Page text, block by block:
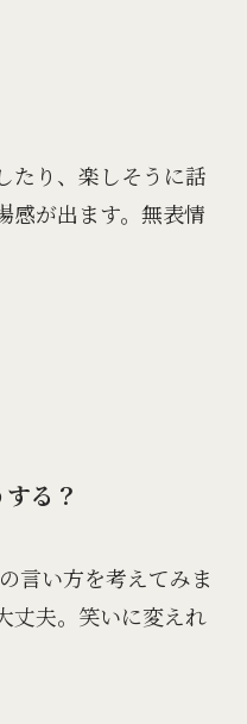
たり、楽しそうに話
感が出ます。無表情
る？
言い方を考えてみま
丈夫。笑いに変えれ